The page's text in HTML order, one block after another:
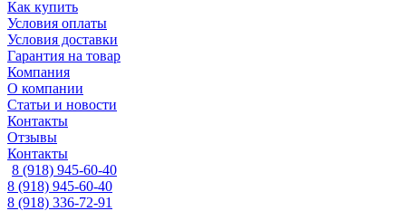
Как купить
Условия оплаты
Условия доставки
Гарантия на товар
Компания
О компании
Статьи и новости
Контакты
Отзывы
Контакты
8 (918) 945-60-40
8 (918) 945-60-40
8 (918) 336-72-91